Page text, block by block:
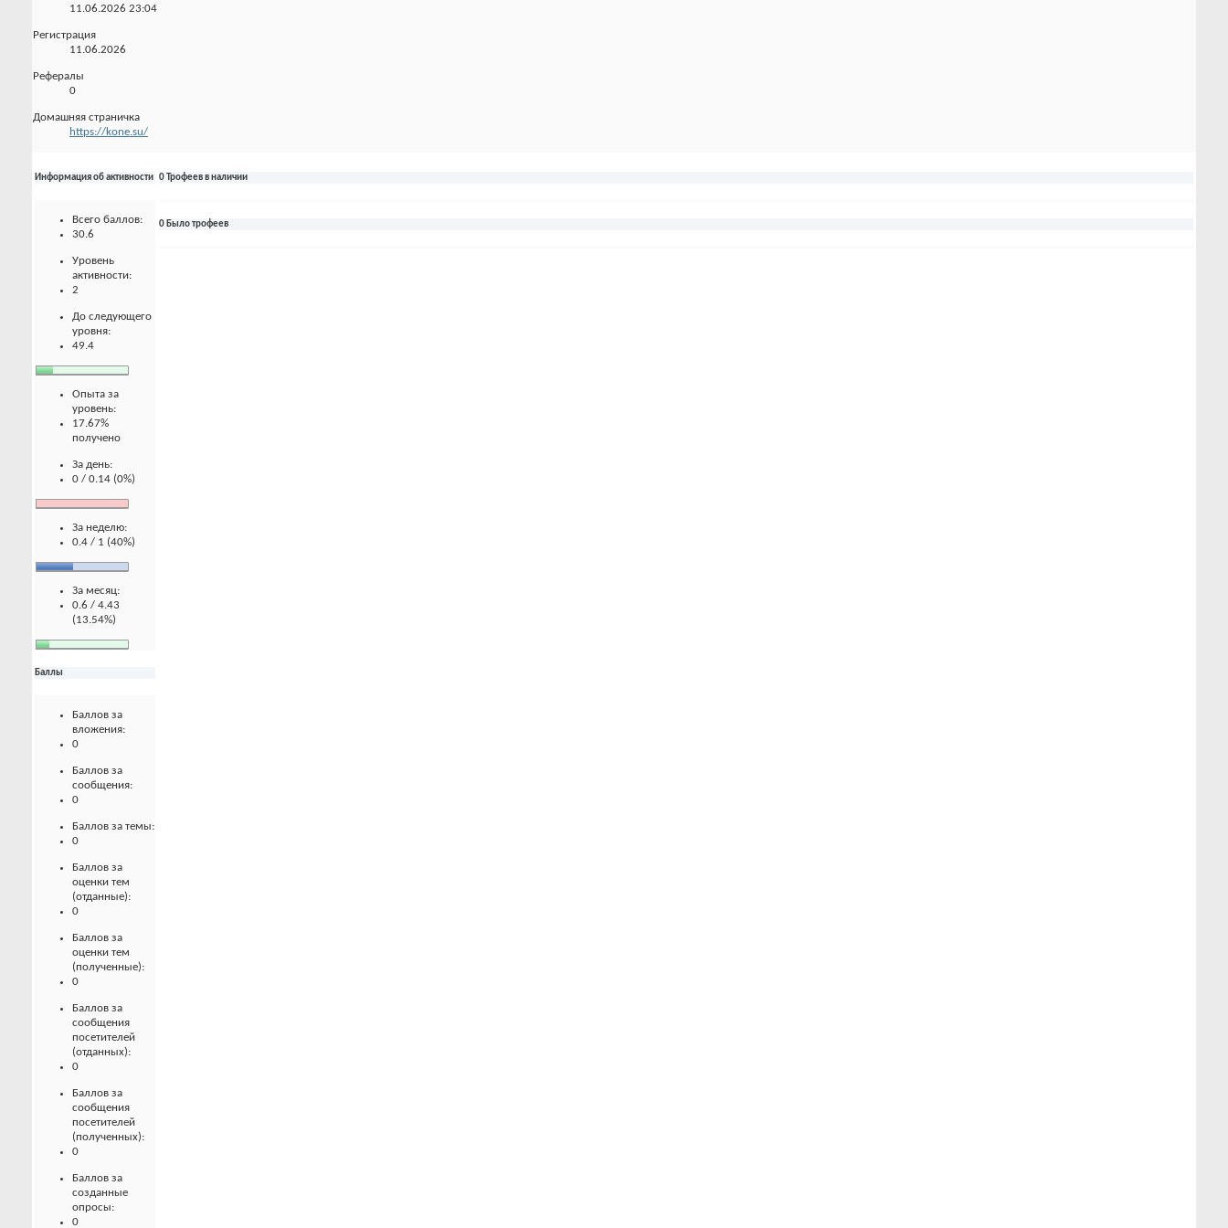
11.06.2026 23:04
Регистрация
11.06.2026
Рефералы
0
Домашняя страничка
https://kone.su/
Информация об активности
Всего баллов:
30.6
Уровень
активности:
2
До следующего
уровня:
49.4
Опыта за
уровень:
17.67%
получено
За день:
0 / 0.14 (0%)
За неделю:
0.4 / 1 (40%)
За месяц:
0.6 / 4.43
(13.54%)
Баллы
Баллов за
вложения:
0
Баллов за
сообщения:
0
Баллов за темы:
0
Баллов за
оценки тем
(отданные):
0
Баллов за
оценки тем
(полученные):
0
Баллов за
сообщения
посетителей
(отданных):
0
Баллов за
сообщения
посетителей
(полученных):
0
Баллов за
созданные
опросы:
0
0 Трофеев в наличии
0 Было трофеев